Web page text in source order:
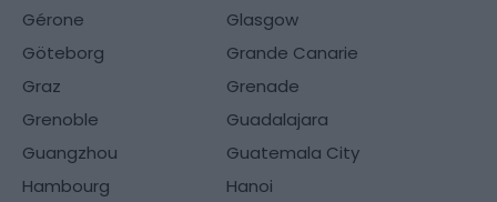
Gérone
Glasgow
Göteborg
Grande Canarie
Graz
Grenade
Grenoble
Guadalajara
Guangzhou
Guatemala City
Hambourg
Hanoi